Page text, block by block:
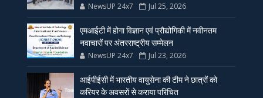
NewsUP 24x7 Jul 25, 2026
एमआईटी में होगा विज्ञान एवं प्रौद्योगिकी में नवीनतम
नवाचारों पर अंतरराष्ट्रीय सम्मेलन
NewsUP 24x7 Jul 23, 2026
आईपीईसी में भारतीय वायुसेना की टीम ने छात्रों को
करियर के अवसरों से कराया परिचित